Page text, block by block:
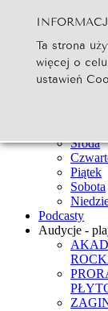
Szukaj...
Strona
Newsy
Środa
Piątek
Sobota
Podcasty
Audycje -
Ta strona
więcej o
ustawień